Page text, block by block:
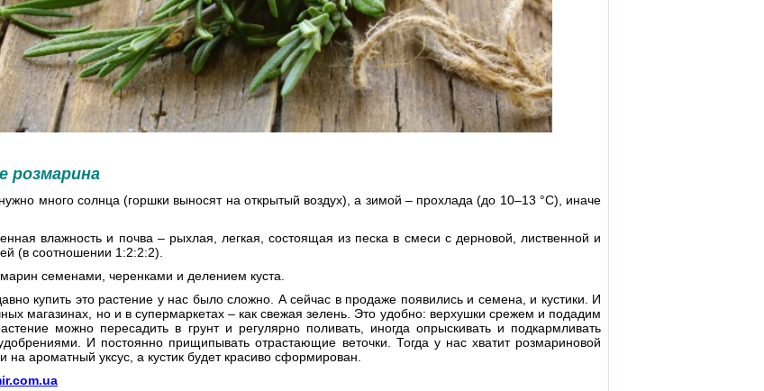
розмарина
много солнца (горшки выносят на открытый воздух), а зимой – прохлада (до 10–13 °С), иначе
влажность и почва – рыхлая, легкая, состоящая из песка в смеси с дерновой, лиственной и
(в соотношении 1:2:2:2).
семенами, черенками и делением куста.
купить это растение у нас было сложно. А сейчас в продаже появились и семена, и кустики. И
магазинах, но и в супермаркетах – как свежая зелень. Это удобно: верхушки срежем и подадим
можно пересадить в грунт и регулярно поливать, иногда опрыскивать и подкармливать
И постоянно прищипывать отрастающие веточки. Тогда у нас хватит розмариновой
на ароматный уксус, а кустик будет красиво сформирован.